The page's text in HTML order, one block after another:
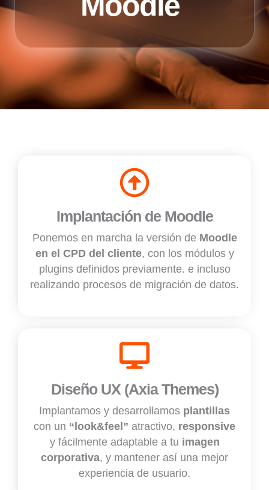
Implantación de Moodle
Ponemos en marcha la versión de Moodle
en el CPD del cliente, con los módulos y
plugins definidos previamente. e incluso
realizando procesos de migración de datos.
Diseño UX (Axia Themes)
Implantamos y desarrollamos plantillas
con un “look&feel” atractivo, responsive
y fácilmente adaptable a tu imagen
corporativa, y mantener así una mejor
experiencia de usuario.